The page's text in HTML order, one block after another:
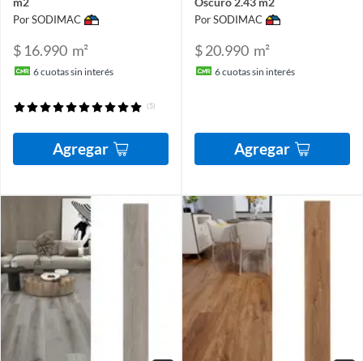
Por SODIMAC
$ 16.990 m²
6cuotas sin interés
(5)
Agregar
Por SODIMAC
$ 20.990 m²
6cuotas sin interés
Agregar